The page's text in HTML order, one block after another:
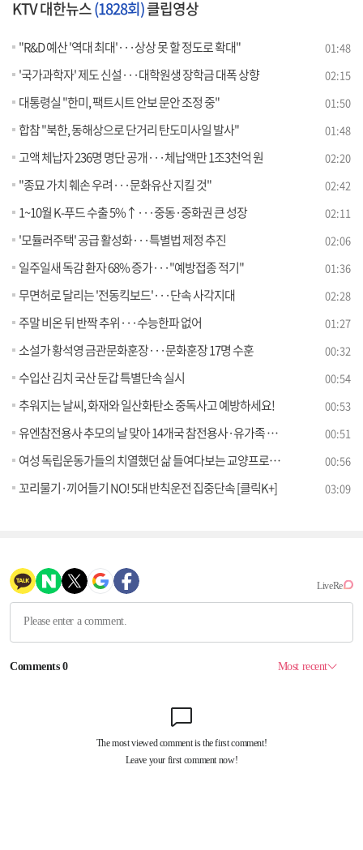
KTV 대한뉴스(1828회)클립영상
"R&D 예산 '역대 최대'···상상 못 할 정도로 확대" 01:48
'국가과학자' 제도 신설···대학원생 장학금 대폭 상향 02:15
대통령실 "한미, 팩트시트 안보 문안 조정 중" 01:50
합참 "북한, 동해상으로 단거리 탄도미사일 발사" 01:48
고액 체납자 236명 명단 공개···체납액만 1조3천억 원 02:20
"종묘 가치 훼손 우려···문화유산 지킬 것" 02:42
1~10월 K-푸드 수출 5%↑···중동·중화권 큰 성장 02:11
'모듈러주택' 공급 활성화···특별법 제정 추진 02:06
일주일새 독감 환자 68% 증가···"예방접종 적기" 01:36
무면허로 달리는 '전동킥보드'···단속 사각지대 02:28
주말 비온 뒤 반짝 추위···수능한파 없어 01:27
소설가 황석영 금관문화훈장···문화훈장 17명 수훈 00:32
수입산 김치 국산 둔갑 특별단속 실시 00:54
추워지는 날씨, 화재와 일산화탄소 중독사고 예방하세요! 00:53
유엔참전용사 추모의 날 맞아 14개국 참전용사·유가족 80명 방한 00:51
여성 독립운동가들의 치열했던 삶 들여다보는 교양프로그램 운영 00:56
꼬리물기·끼어들기 NO! 5대 반칙운전 집중단속 [클릭K+] 03:09